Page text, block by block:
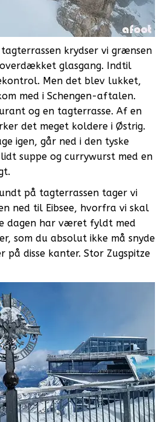
tagterrassen krydser vi grænsen
glasgang. Indtil
Men det blev lukket,
med i Schengen-aftalen.
og en tagterrasse. Af en
det meget koldere i Østrig.
igen, går ned i den tyske
suppe og currywurst med en
på tagterrassen tager vi
ned til Eibsee, hvorfra vi skal
dagen har været fyldt med
som du absolut ikke må snyde
på disse kanter. Stor Zugspitze